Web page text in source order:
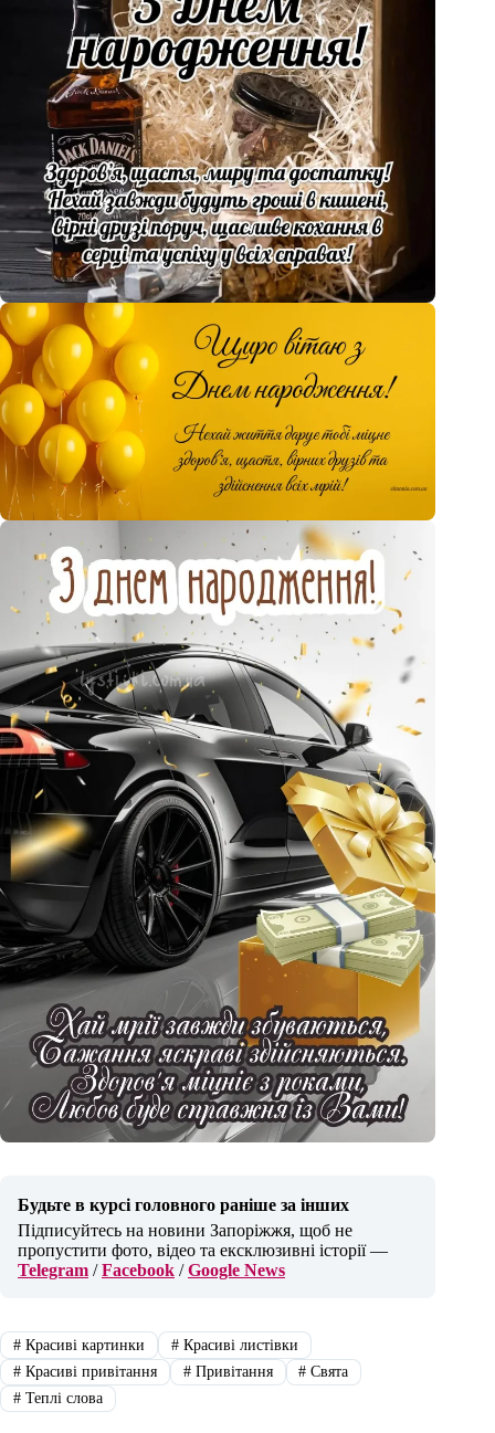
Будьте в курсі головного раніше за інших
Підписуйтесь на новини Запоріжжя, щоб не
пропустити фото, відео та ексклюзивні історії —
Telegram /Facebook /Google News
#Красиві картинки #Красиві листівки
#Красиві привітання #Привітання # Свята
#Теплі слова